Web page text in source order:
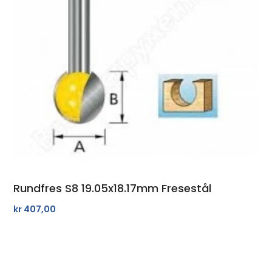
Rundfres S8 19.05x18.17mm Fresestål
kr 407,00